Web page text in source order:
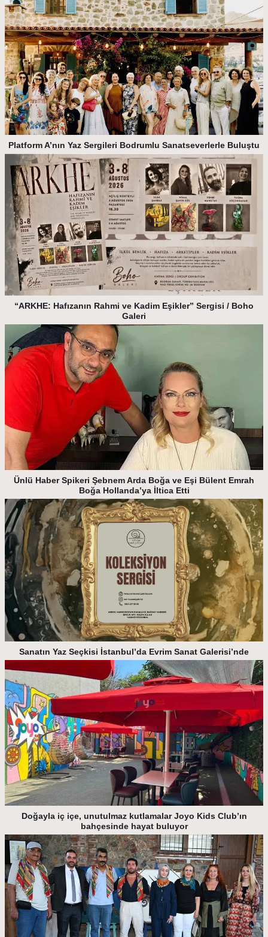
Platform A’nın Yaz Sergileri Bodrumlu Sanatseverlerle Buluştu
“ARKHE: Hafızanın Rahmi ve Kadim Eşikler” Sergisi / Boho
Galeri
Ünlü Haber Spikeri Şebnem Arda Boğa ve Eşi Bülent Emrah
Boğa Hollanda’ya İltica Etti
Sanatın Yaz Seçkisi İstanbul’da Evrim Sanat Galerisi’nde
Doğayla iç içe, unutulmaz kutlamalar Joyo Kids Club’ın
bahçesinde hayat buluyor